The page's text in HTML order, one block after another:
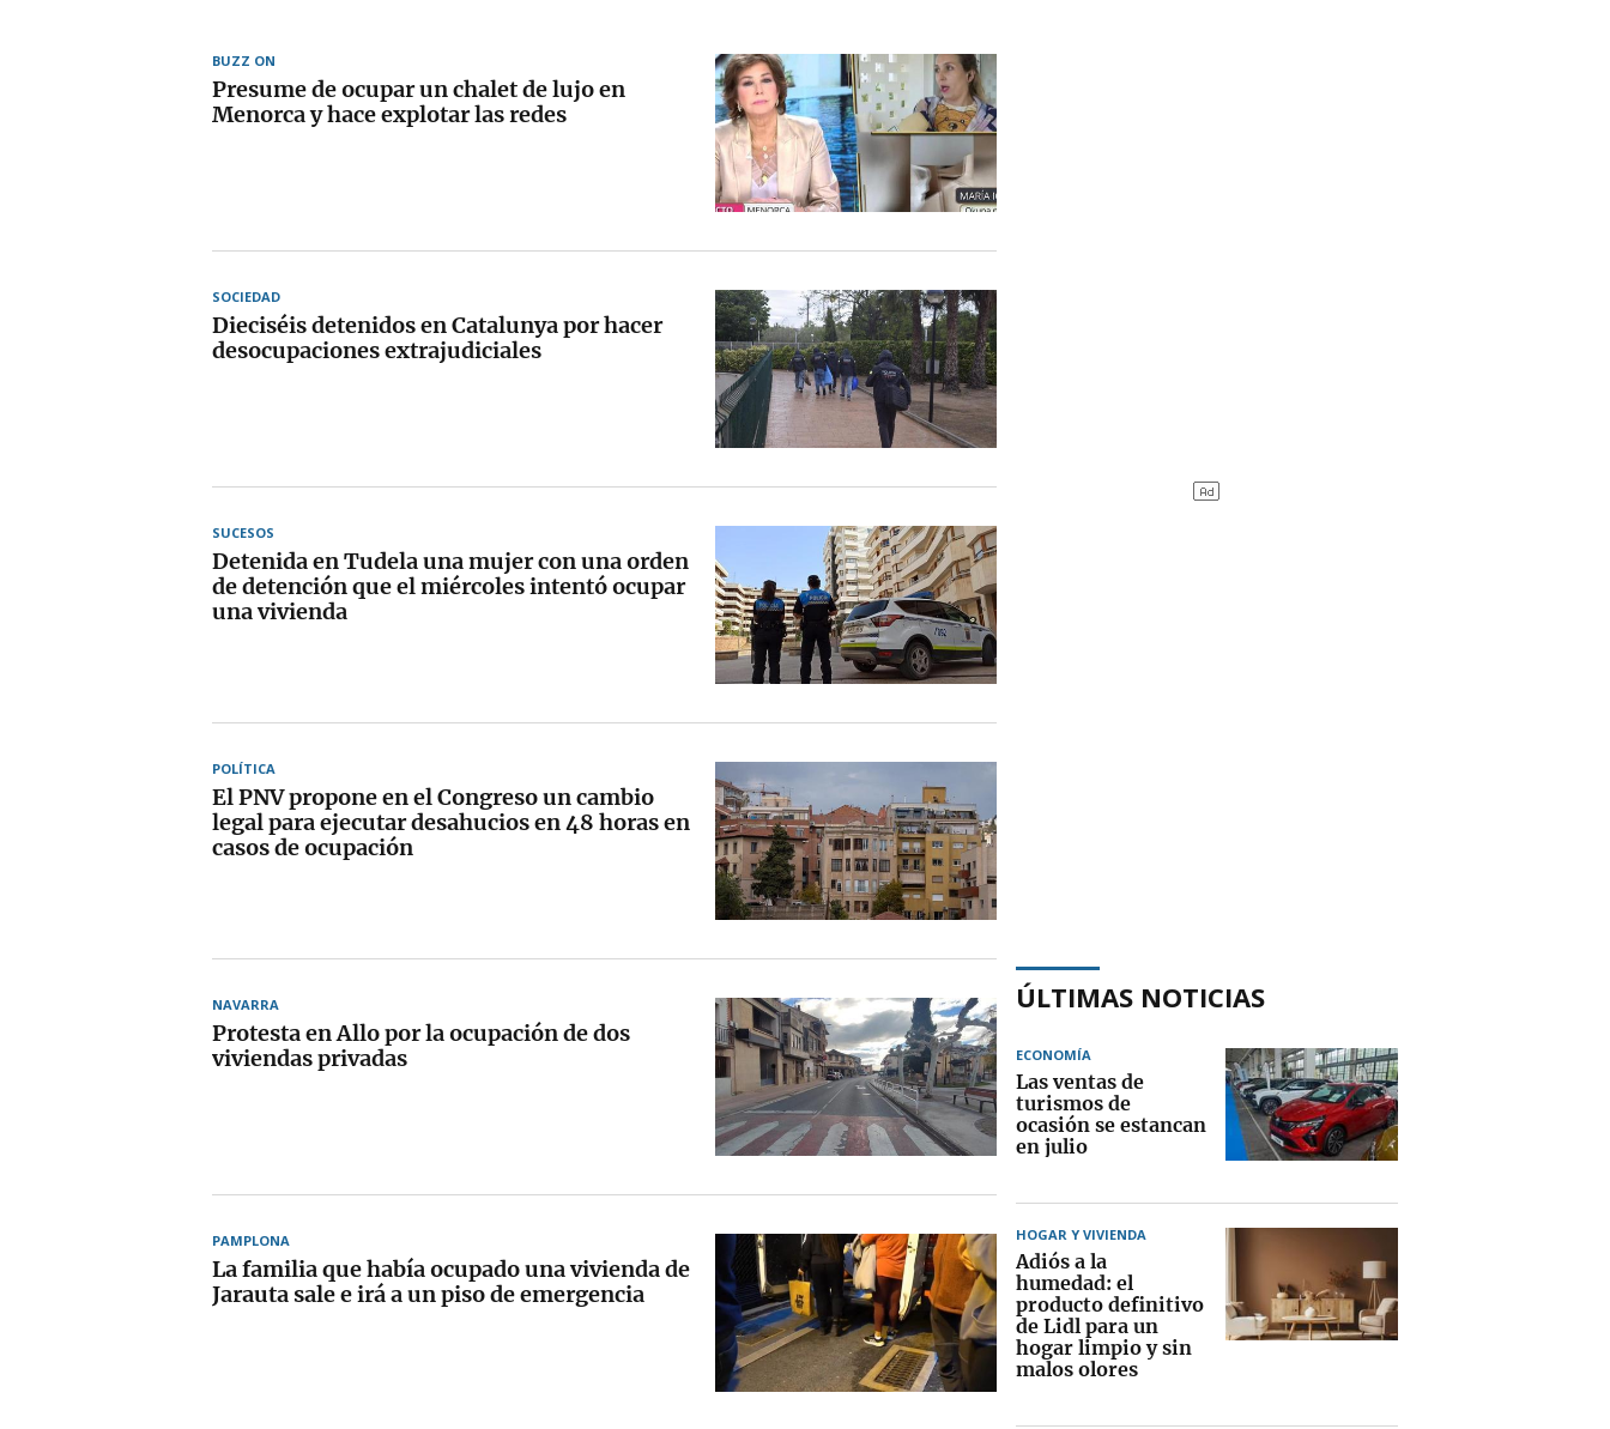
BUZZ ON
Presume de ocupar un chalet de lujo en
Menorca y hace explotar las redes
SOCIEDAD
Dieciséis detenidos en Catalunya por hacer
desocupaciones extrajudiciales
SUCESOS
Detenida en Tudela una mujer con una orden
de detención que el miércoles intentó ocupar
una vivienda
POLÍTICA
El PNV propone en el Congreso un cambio
legal para ejecutar desahucios en 48 horas en
casos de ocupación
NAVARRA
Protesta en Allo por la ocupación de dos
viviendas privadas
PAMPLONA
La familia que había ocupado una vivienda de
Jarauta sale e irá a un piso de emergencia
ÚLTIMAS NOTICIAS
ECONOMÍA
Las ventas de
turismos de
ocasión se estancan
en julio
HOGAR Y VIVIENDA
Adiós a la
humedad: el
producto definitivo
de Lidl para un
hogar limpio y sin
malos olores